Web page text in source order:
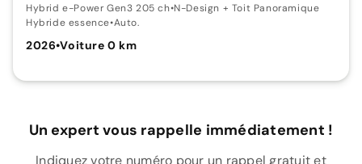
Hybrid e-Power Gen3 205 ch•N-Design + Toit Panoramique
Hybride essence•Auto.
2026•Voiture 0 km
Un expert vous rappelle immédiatement !
Indiquez votre numéro pour un rappel gratuit et